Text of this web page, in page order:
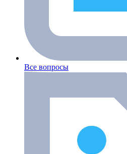
Все вопросы